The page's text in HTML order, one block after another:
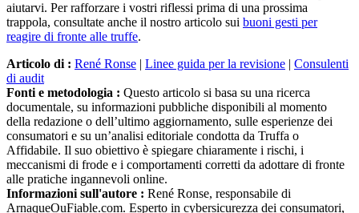
aiutarvi. Per rafforzare i vostri riflessi prima di una prossima
trappola, consultate anche il nostro articolo sui buoni gesti per
reagire di fronte alle truffe.
Articolo di : René Ronse | Linee guida per la revisione | Consulenti
di audit
Fonti e metodologia : Questo articolo si basa su una ricerca
documentale, su informazioni pubbliche disponibili al momento
della redazione o dell’ultimo aggiornamento, sulle esperienze dei
consumatori e su un’analisi editoriale condotta da Truffa o
Affidabile. Il suo obiettivo è spiegare chiaramente i rischi, i
meccanismi di frode e i comportamenti corretti da adottare di fronte
alle pratiche ingannevoli online.
Informazioni sull'autore : René Ronse, responsabile di
ArnaqueOuFiable.com. Esperto in cybersicurezza dei consumatori,